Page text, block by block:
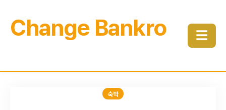
Change Bankro ☰
숙박